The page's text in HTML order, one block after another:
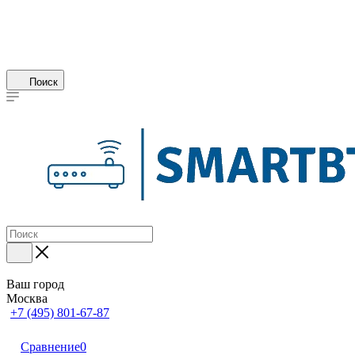
Поиск
Ваш город
Москва
+7 (495) 801-67-87
Сравнение0